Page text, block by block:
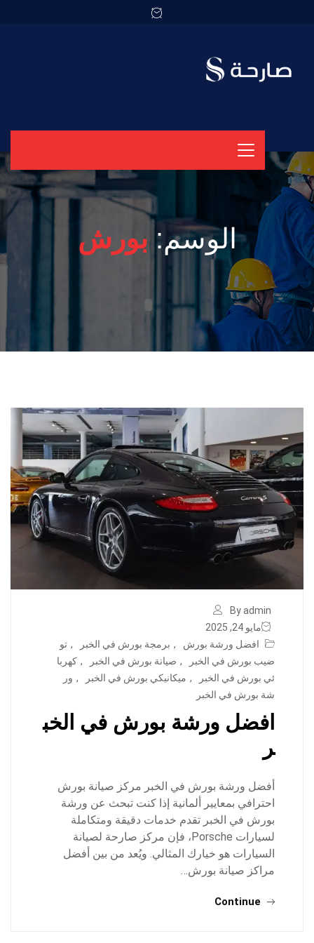
الوسم: بورش
By admin
مايو 24, 2025
افضل ورشة بورش
, برمجة بورش في الخبر , تو
ضيب بورش في الخبر
, صيانة بورش في الخبر , كهربا
ئي بورش في الخبر
, ميكانيكي بورش في الخبر , ور
شة بورش في الخبر
افضل ورشة بورش في الخب
ر
أفضل ورشة بورش في الخبر مركز صيانة بورش
احترافي بمعايير ألمانية إذا كنت تبحث عن ورشة
بورش في الخبر تقدم خدمات دقيقة ومتكاملة
لسيارات Porsche، فإن مركز صارحة لصيانة
السيارات هو خيارك المثالي. ويُعد من بين أفضل
مراكز صيانة بورش…
Continue